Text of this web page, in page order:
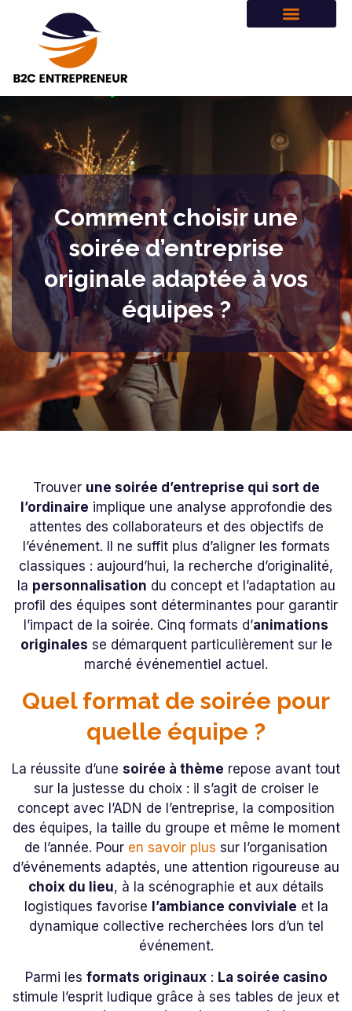
Comment choisir une
soirée d’entreprise
originale adaptée à vos
équipes ?
Trouver une soirée d’entreprise qui sort de
l’ordinaire implique une analyse approfondie des
attentes des collaborateurs et des objectifs de
l’événement. Il ne suffit plus d’aligner les formats
classiques : aujourd’hui, la recherche d’originalité,
la personnalisation du concept et l’adaptation au
profil des équipes sont déterminantes pour garantir
l’impact de la soirée. Cinq formats d’animations
originales se démarquent particulièrement sur le
marché événementiel actuel.
Quel format de soirée pour
quelle équipe ?
La réussite d’une soirée à thème repose avant tout
sur la justesse du choix : il s’agit de croiser le
concept avec l’ADN de l’entreprise, la composition
des équipes, la taille du groupe et même le moment
de l’année. Pour en savoir plus sur l’organisation
d’événements adaptés, une attention rigoureuse au
choix du lieu, à la scénographie et aux détails
logistiques favorise l’ambiance conviviale et la
dynamique collective recherchées lors d’un tel
événement.
Parmi les formats originaux: La soirée casino
stimule l’esprit ludique grâce à ses tables de jeux et